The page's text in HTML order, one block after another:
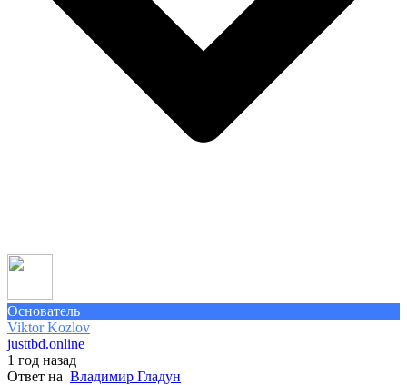
Основатель
Viktor Kozlov
justtbd.online
1 год назад
Ответ на Владимир Гладун